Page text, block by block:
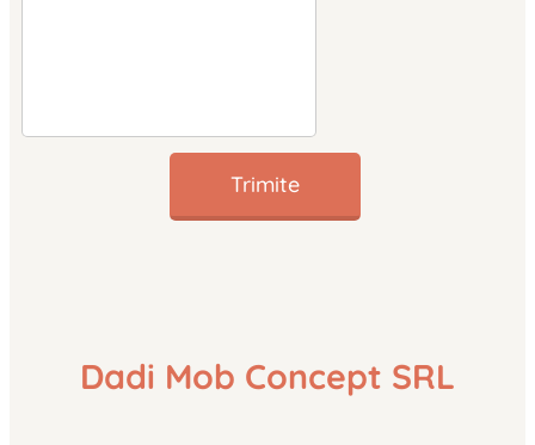
Trimite
Dadi Mob Concept SRL